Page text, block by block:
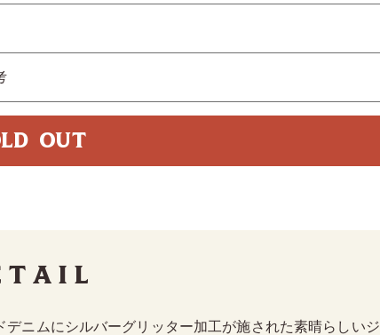
OUT
ニムにシルバーグリッター加工が施された素晴らしいジ